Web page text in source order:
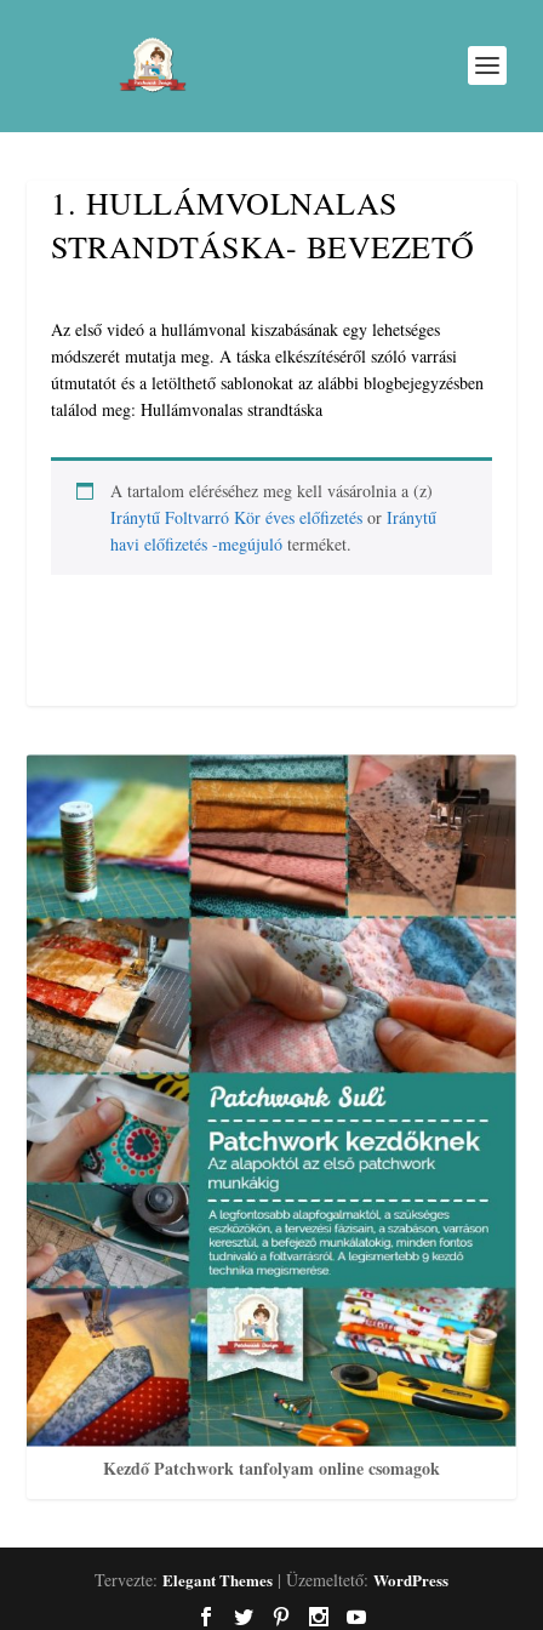
1. HULLÁMVOLNALAS
STRANDTÁSKA- BEVEZETŐ
Az első videó a hullámvonal kiszabásának egy lehetséges
módszerét mutatja meg. A táska elkészítéséről szóló varrási
útmutatót és a letölthető sablonokat az alábbi blogbejegyzésben
találod meg: Hullámvonalas strandtáska
A tartalom eléréséhez meg kell vásárolnia a (z)
Iránytű Foltvarró Kör éves előfizetés orIránytű
havi előfizetés -megújuló terméket.
Kezdő Patchwork tanfolyam online csomagok
Tervezte: Elegant Themes | Üzemeltető: WordPress